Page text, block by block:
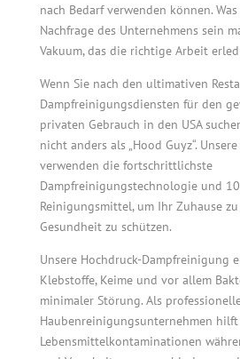
nach Bedarf verwenden können.
Nachfrage des Unternehmens sein
Vakuum, das die richtige Arbeit
Wenn Sie nach den ultimativen
Dampfreinigungsdiensten für den
privaten Gebrauch in den USA
nicht anders als „Hood Guyz“.
verwenden die fortschrittlichste
Dampfreinigungstechnologie und
Reinigungsmittel, um Ihr Zuhause
Gesundheit zu schützen.
Unsere Hochdruck-Dampfreinigung
Klebstoffe, Keime und vor allem
minimaler Störung. Als
Haubenreinigungsunternehmen hilft
Lebensmittelkontaminationen